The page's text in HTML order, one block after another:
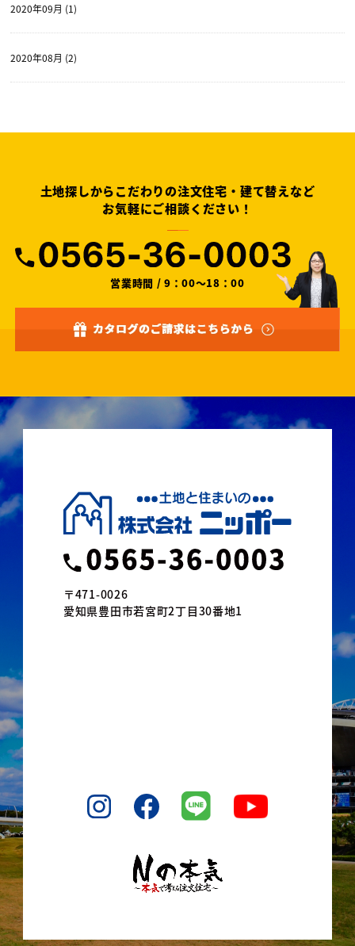
2020年09月 (1)
2020年08月 (2)
土地探しからこだわりの注文住宅・建て替えなど
お気軽にご相談ください！
営業時間 / 9：00～18：00
〒471-0026
愛知県豊田市若宮町2丁目30番地1